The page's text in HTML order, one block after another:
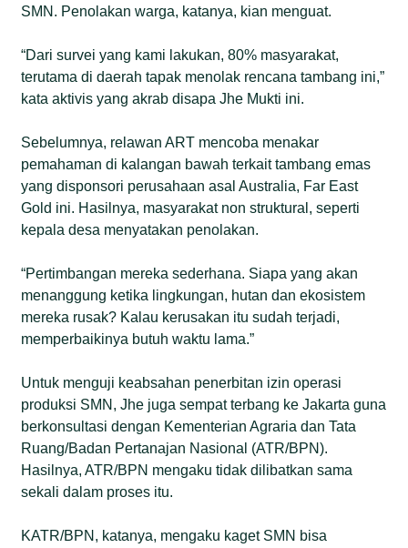
SMN. Penolakan warga, katanya, kian menguat.
“Dari survei yang kami lakukan, 80% masyarakat,
terutama di daerah tapak menolak rencana tambang ini,”
kata aktivis yang akrab disapa Jhe Mukti ini.
Sebelumnya, relawan ART mencoba menakar
pemahaman di kalangan bawah terkait tambang emas
yang disponsori perusahaan asal Australia, Far East
Gold ini. Hasilnya, masyarakat non struktural, seperti
kepala desa menyatakan penolakan.
“Pertimbangan mereka sederhana. Siapa yang akan
menanggung ketika lingkungan, hutan dan ekosistem
mereka rusak? Kalau kerusakan itu sudah terjadi,
memperbaikinya butuh waktu lama.”
Untuk menguji keabsahan penerbitan izin operasi
produksi SMN, Jhe juga sempat terbang ke Jakarta guna
berkonsultasi dengan Kementerian Agraria dan Tata
Ruang/Badan Pertanajan Nasional (ATR/BPN).
Hasilnya, ATR/BPN mengaku tidak dilibatkan sama
sekali dalam proses itu.
KATR/BPN, katanya, mengaku kaget SMN bisa